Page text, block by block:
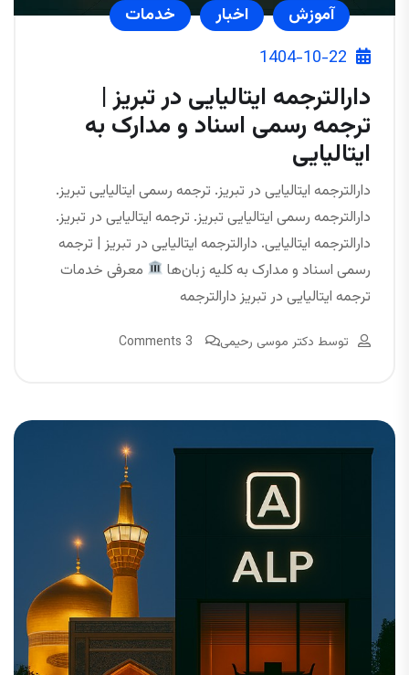
آموزش اخبار
خدمات
1404-10-22
دارالترجمه ایتالیایی در تبریز |
ترجمه رسمی اسناد و مدارک به
ایتالیایی
دارالترجمه ایتالیایی در تبریز. ترجمه رسمی ایتالیایی تبریز.
دارالترجمه رسمی ایتالیایی تبریز. ترجمه ایتالیایی در تبریز.
دارالترجمه ایتالیایی. دارالترجمه ایتالیایی در تبریز | ترجمه
رسمی اسناد و مدارک به کلیه زبان‌ها
معرفی خدمات
ترجمه ایتالیایی در تبریز دارالترجمه
توسط دکتر موسی رحیمی 3 Comments